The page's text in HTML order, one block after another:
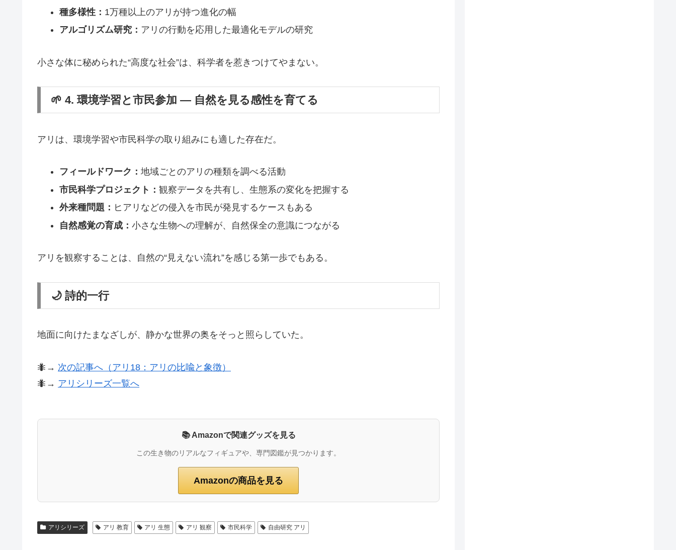
種多様性： 1万種以上のアリが持つ進化の幅
アルゴリズム研究： アリの行動を応用した最適化モデルの研究
小さな体に秘められた“高度な社会”は、科学者を惹きつけてやまない。
🌱 4. 環境学習と市民参加 ― 自然を見る感性を育てる
アリは、環境学習や市民科学の取り組みにも適した存在だ。
フィールドワーク： 地域ごとのアリの種類を調べる活動
市民科学プロジェクト： 観察データを共有し、生態系の変化を把握する
外来種問題： ヒアリなどの侵入を市民が発見するケースもある
自然感覚の育成： 小さな生物への理解が、自然保全の意識につながる
アリを観察することは、自然の“見えない流れ”を感じる第一歩でもある。
🌙 詩的一行
地面に向けたまなざしが、静かな世界の奥をそっと照らしていた。
🐜→ 次の記事へ（アリ18：アリの比喩と象徴）
🐜→ アリシリーズ一覧へ
📚 Amazonで関連グッズを見る
この生き物のリアルなフィギュアや、専門図鑑が見つかります。
Amazonの商品を見る
アリシリーズ アリ 教育 アリ 生態 アリ 観察 市民科学 自由研究 アリ